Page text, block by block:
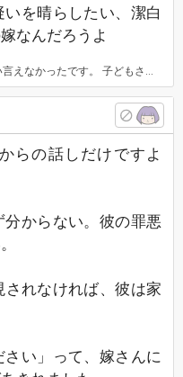
を晴らしたい、潔白
なんだろうよ
で離婚とかは毛頭にないと思います。そこは望んでいません。
らの話しだけですよ
からない。彼の罪悪
されなければ、彼は家
さい」って、嫁さんに